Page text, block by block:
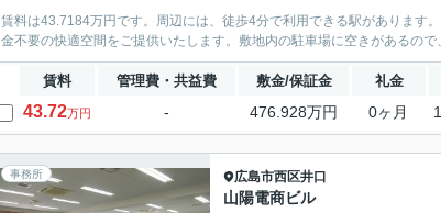
賃料は43.7184万円です。周辺には、徒歩4分で利用できる駅があります
金不要の快適空間をご提供いたします。敷地内の駐車場に空きがあるの
賃料 管理費・共益費 敷金/保証金 礼金
43.72万円 - 476.928万円 0ヶ月
事務所 広島市西区井口
山陽電商ビル